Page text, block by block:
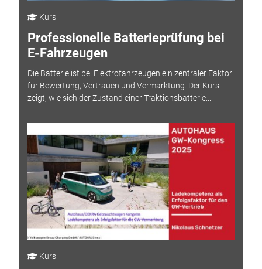
Kurs
Professionelle Batterieprüfung bei
E-Fahrzeugen
Die Batterie ist bei Elektrofahrzeugen ein zentraler Faktor
für Bewertung, Vertrauen und Vermarktung. Der Kurs
zeigt, wie sich der Zustand einer Traktionsbatterie...
Kurs